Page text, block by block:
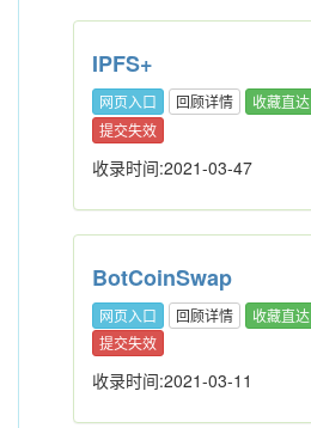
IPFS+
网页入口 回顾详情
收藏直达
提交失效
收录时间:2021-03-47
BotCoinSwap
网页入口 回顾详情
收藏直达
提交失效
收录时间:2021-03-11